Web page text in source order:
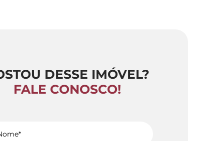
DESSE IMÓVEL?
FALE CONOSCO!